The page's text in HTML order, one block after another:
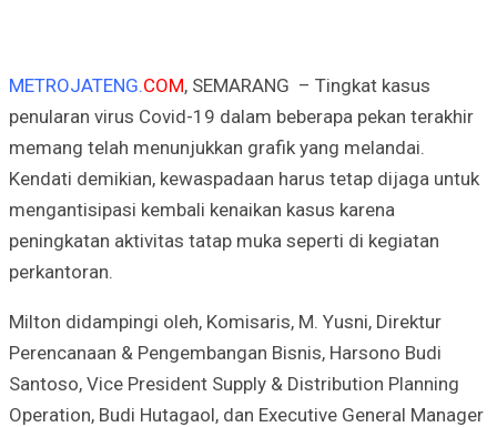
METROJATENG.COM, SEMARANG – Tingkat kasus
penularan virus Covid-19 dalam beberapa pekan terakhir
memang telah menunjukkan grafik yang melandai.
Kendati demikian, kewaspadaan harus tetap dijaga untuk
mengantisipasi kembali kenaikan kasus karena
peningkatan aktivitas tatap muka seperti di kegiatan
perkantoran.
Milton didampingi oleh, Komisaris, M. Yusni, Direktur
Perencanaan & Pengembangan Bisnis, Harsono Budi
Santoso, Vice President Supply & Distribution Planning
Operation, Budi Hutagaol, dan Executive General Manager